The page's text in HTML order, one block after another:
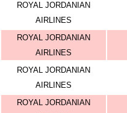
ROYAL JORDANIAN
AIRLINES
ROYAL JORDANIAN
AIRLINES
ROYAL JORDANIAN
AIRLINES
ROYAL JORDANIAN